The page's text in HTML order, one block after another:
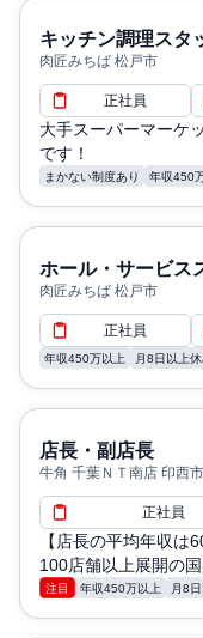
キッチン調理スタ
肉匠みちば 松戸市
正社員
大手スーパーマーケ
です！
まかない制度あり 年収450
ホール・サービス
肉匠みちば 松戸市
正社員
年収450万以上 月8日以上
店長・副店長
牛角 千葉ＮＴ南店 印西市
正社員
【店長の平均年収は
100店舗以上展開の
注目 年収450万以上 月8